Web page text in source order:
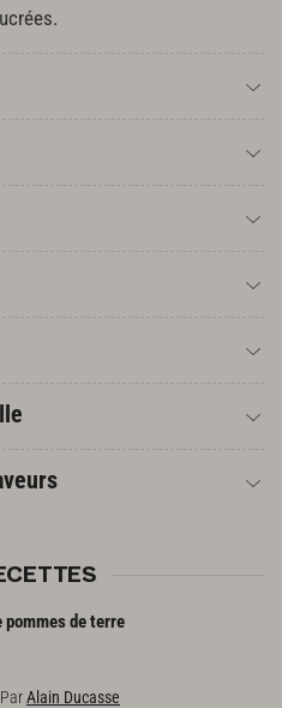
pommesdeterre
ParAlain Ducasse